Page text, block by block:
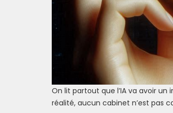
On lit partout que l’IA va avoir
réalité, aucun cabinet n’est pas